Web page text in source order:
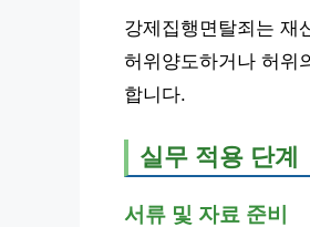
강제집행면탈죄는 재
허위양도하거나 허위
합니다.
실무 적용 단계
서류 및 자료 준비